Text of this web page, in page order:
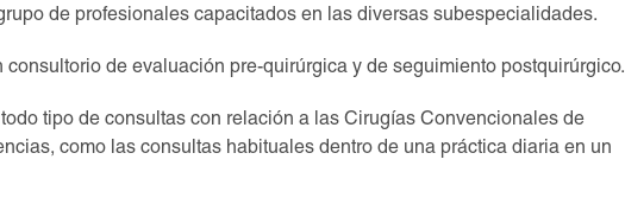
de profesionales capacitados en las diversas subespecialidades.
consultorio de evaluación pre-quirúrgica y de seguimiento postquirúrgico.
tipo de consultas con relación a las Cirugías Convencionales de
como las consultas habituales dentro de una práctica diaria en un